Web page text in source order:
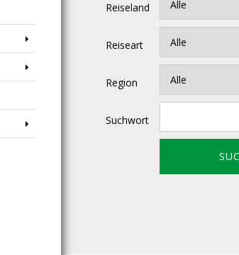
Reiseland
Reiseart
Region
Suchwort